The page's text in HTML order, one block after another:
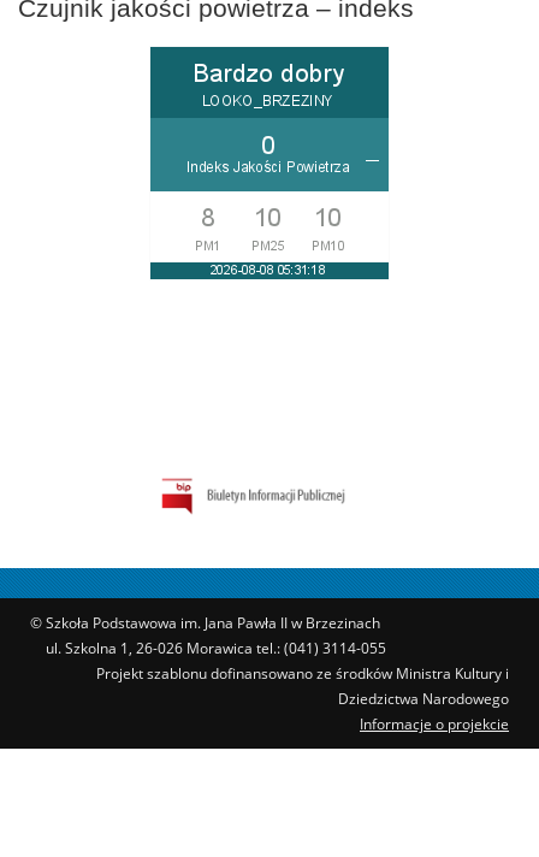
Czujnik jakości powietrza – indeks
© Szkoła Podstawowa im. Jana Pawła II w Brzezinach
ul. Szkolna 1, 26-026 Morawica tel.: (041) 3114-055
Projekt szablonu dofinansowano ze środków Ministra Kultury i
Dziedzictwa Narodowego
Informacje o projekcie